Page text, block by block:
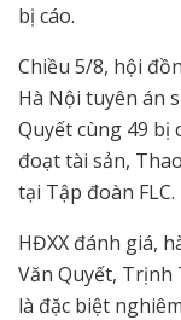
bị cáo.
Chiều 5/8, hội
Hà Nội tuyên án
Quyết cùng 49 bị
đoạt tài sản,
tại Tập đoàn FLC.
HĐXX đánh giá,
Văn Quyết,
là đặc biệt